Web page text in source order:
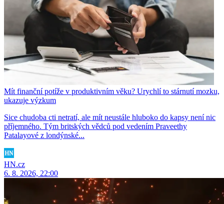
Mít finanční potíže v produktivním věku? Urychlí to stárnutí mozku,
ukazuje výzkum
Sice chudoba cti netratí, ale mít neustále hluboko do kapsy není nic
příjemného. Tým britských vědců pod vedením Praveethy
Patalayové z londýnské...
HN.cz
6. 8. 2026, 22:00